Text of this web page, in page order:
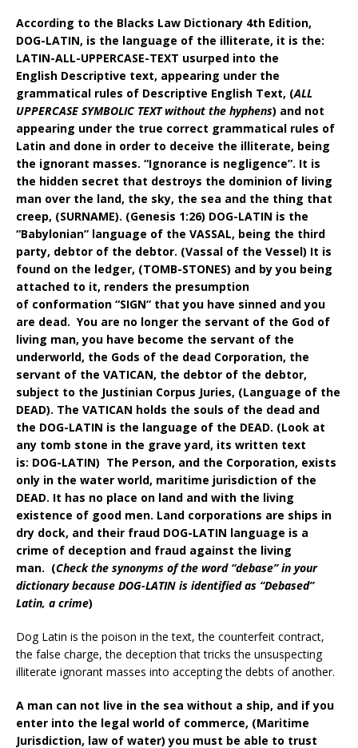
According to the Blacks Law Dictionary 4th Edition,
DOG-LATIN, is the language of the illiterate, it is the:
LATIN-ALL-UPPERCASE-TEXT usurped into the
English Descriptive text, appearing under the
grammatical rules of Descriptive English Text, (ALL
UPPERCASE SYMBOLIC TEXT without the hyphens) and not
appearing under the true correct grammatical rules of
Latin and done in order to deceive the illiterate, being
the ignorant masses. “Ignorance is negligence”. It is
the hidden secret that destroys the dominion of living
man over the land, the sky, the sea and the thing that
creep, (SURNAME). (Genesis 1:26) DOG-LATIN is the
“Babylonian” language of the VASSAL, being the third
party, debtor of the debtor. (Vassal of the Vessel) It is
found on the ledger, (TOMB-STONES) and by you being
attached to it, renders the presumption
of conformation “SIGN” that you have sinned and you
are dead. You are no longer the servant of the God of
living man, you have become the servant of the
underworld, the Gods of the dead Corporation, the
servant of the VATICAN, the debtor of the debtor,
subject to the Justinian Corpus Juries, (Language of the
DEAD). The VATICAN holds the souls of the dead and
the DOG-LATIN is the language of the DEAD. (Look at
any tomb stone in the grave yard, its written text
is: DOG-LATIN) The Person, and the Corporation, exists
only in the water world, maritime jurisdiction of the
DEAD. It has no place on land and with the living
existence of good men. Land corporations are ships in
dry dock, and their fraud DOG-LATIN language is a
crime of deception and fraud against the living
man. (Check the synonyms of the word “debase” in your
dictionary because DOG-LATIN is identified as “Debased”
Latin, a crime)
Dog Latin is the poison in the text, the counterfeit contract,
the false charge, the deception that tricks the unsuspecting
illiterate ignorant masses into accepting the debts of another.
A man can not live in the sea without a ship, and if you
enter into the legal world of commerce, (Maritime
Jurisdiction, law of water) you must be able to trust